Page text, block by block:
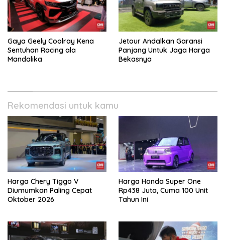
Gaya Geely Coolray Kena
Sentuhan Racing ala
Mandalika
Jetour Andalkan Garansi
Panjang Untuk Jaga Harga
Bekasnya
Rekomendasi untuk kamu
Harga Chery Tiggo V
Diumumkan Paling Cepat
Oktober 2026
Harga Honda Super One
Rp438 Juta, Cuma 100 Unit
Tahun Ini